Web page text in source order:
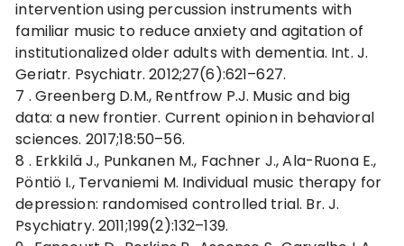
intervention using percussion instruments with
familiar music to reduce anxiety and agitation of
institutionalized older adults with dementia. Int. J.
Geriatr. Psychiatr. 2012;27(6):621–627.
7 . Greenberg D.M., Rentfrow P.J. Music and big
data: a new frontier. Current opinion in behavioral
sciences. 2017;18:50–56.
8 . Erkkilä J., Punkanen M., Fachner J., Ala-Ruona E.,
Pöntiö I., Tervaniemi M. Individual music therapy for
depression: randomised controlled trial. Br. J.
Psychiatry. 2011;199(2):132–139.